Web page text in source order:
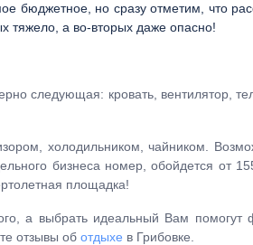
бюджетное, но сразу отметим, что
тяжело, а во-вторых даже опасно!
следующая: кровать, вентилятор,
холодильником, чайником.
бизнеса номер, обойдется от
площадка!
а выбрать идеальный Вам помогут
отзывы об отдыхе в Грибовке.